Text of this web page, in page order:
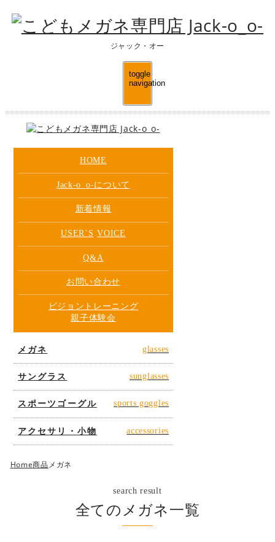
ジャック・オー
toggle
navigation
HOME
Jack-o_o-について
新着情報
USER`S VOICE
Q&A
お問い合わせ
ビジョントレーニング
親子体験会
メガネ glasses
サングラス sunglasses
スポーツゴーグル sports goggles
アクセサリ・小物 accessories
Home商品メガネ
search result
全てのメガネ一覧